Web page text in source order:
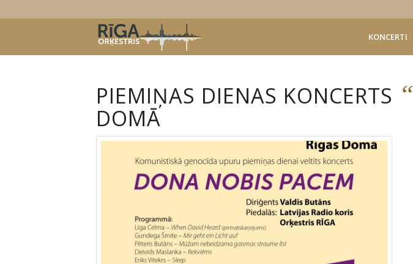
KONCERTI
PIEMIŅAS DIENAS KONCERTS “
DOMĀ